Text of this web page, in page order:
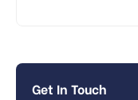
Get In Touch